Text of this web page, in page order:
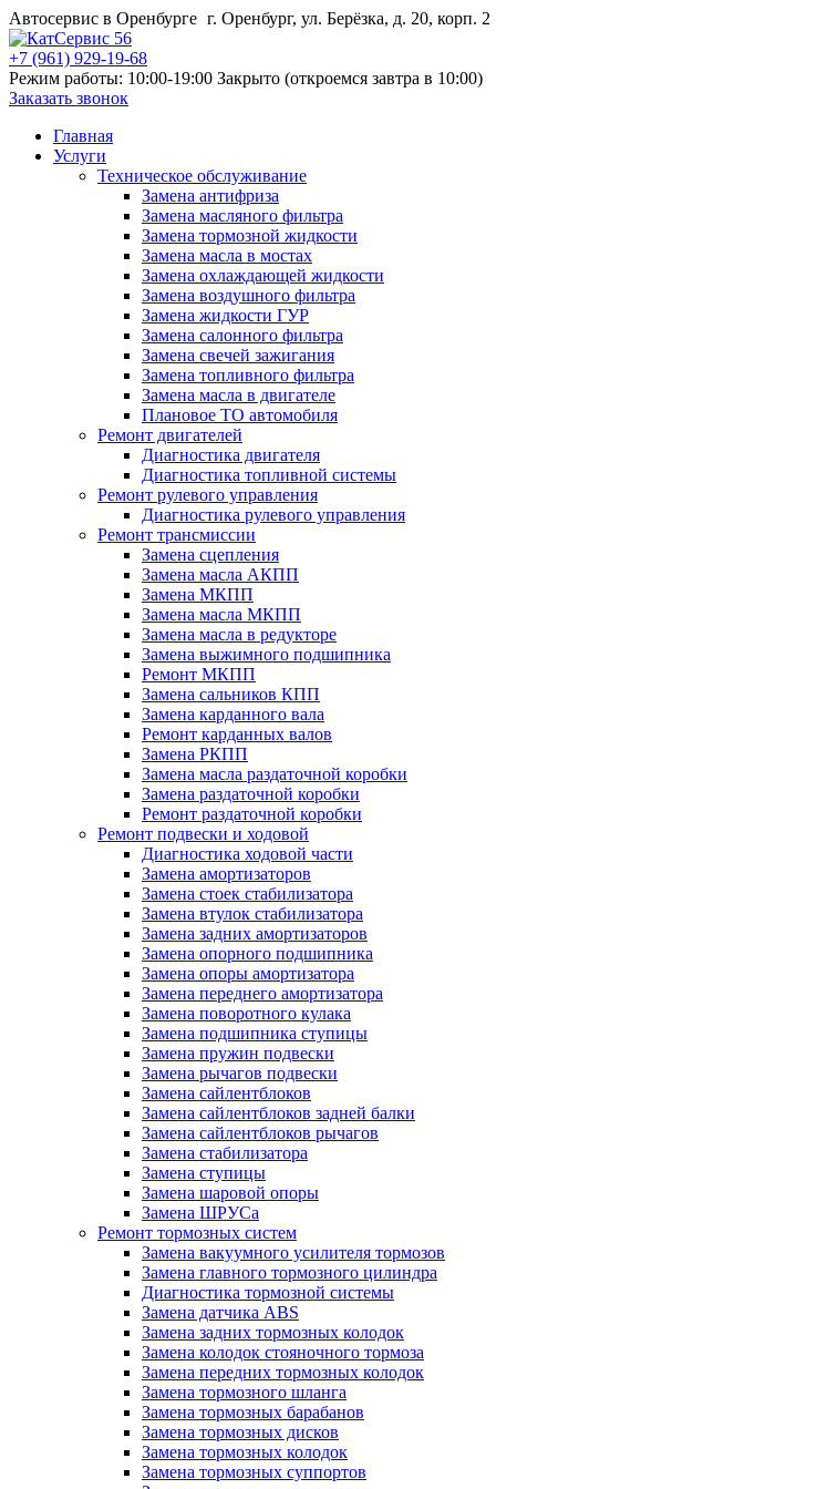
Автосервис в Оренбурге г. Оренбург, ул. Берёзка, д. 20, корп. 2
+7 (961) 929-19-68
Режим работы: 10:00-19:00 Закрыто (откроемся завтра в 10:00)
Заказать звонок
Главная
Услуги
Техническое обслуживание
Замена антифриза
Замена масляного фильтра
Замена тормозной жидкости
Замена масла в мостах
Замена охлаждающей жидкости
Замена воздушного фильтра
Замена жидкости ГУР
Замена салонного фильтра
Замена свечей зажигания
Замена топливного фильтра
Замена масла в двигателе
Плановое ТО автомобиля
Ремонт двигателей
Диагностика двигателя
Диагностика топливной системы
Ремонт рулевого управления
Диагностика рулевого управления
Ремонт трансмиссии
Замена сцепления
Замена масла АКПП
Замена МКПП
Замена масла МКПП
Замена масла в редукторе
Замена выжимного подшипника
Ремонт МКПП
Замена сальников КПП
Замена карданного вала
Ремонт карданных валов
Замена РКПП
Замена масла раздаточной коробки
Замена раздаточной коробки
Ремонт раздаточной коробки
Ремонт подвески и ходовой
Диагностика ходовой части
Замена амортизаторов
Замена стоек стабилизатора
Замена втулок стабилизатора
Замена задних амортизаторов
Замена опорного подшипника
Замена опоры амортизатора
Замена переднего амортизатора
Замена поворотного кулака
Замена подшипника ступицы
Замена пружин подвески
Замена рычагов подвески
Замена сайлентблоков
Замена сайлентблоков задней балки
Замена сайлентблоков рычагов
Замена стабилизатора
Замена ступицы
Замена шаровой опоры
Замена ШРУСа
Ремонт тормозных систем
Замена вакуумного усилителя тормозов
Замена главного тормозного цилиндра
Диагностика тормозной системы
Замена датчика ABS
Замена задних тормозных колодок
Замена колодок стояночного тормоза
Замена передних тормозных колодок
Замена тормозного шланга
Замена тормозных барабанов
Замена тормозных дисков
Замена тормозных колодок
Замена тормозных суппортов